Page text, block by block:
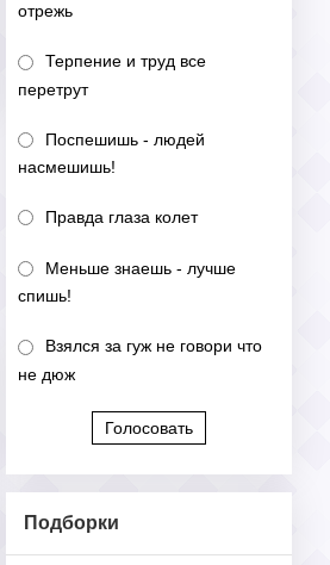
отрежь
Терпение и труд все
перетрут
Поспешишь - людей
насмешишь!
Правда глаза колет
Меньше знаешь - лучше
спишь!
Взялся за гуж не говори что
не дюж
Голосовать
Подборки